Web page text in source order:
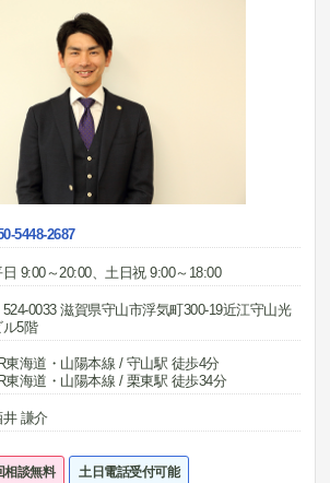
5448-2687
9:00～20:00、土日祝 9:00～18:00
0033 滋賀県守山市浮気町300-19近江守山光
ル5階
東海道・山陽本線 / 守山駅 徒歩4分
東海道・山陽本線 / 栗東駅 徒歩34分
井 謙介
相談無料 土日電話受付可能